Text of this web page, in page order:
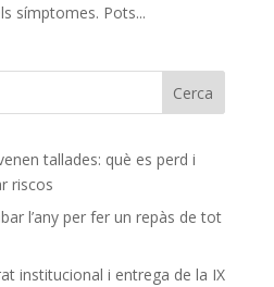
símptomes. Pots...
tallades: què es perd i
riscos
l’any per fer un repàs de tot
institucional i entrega de la IX